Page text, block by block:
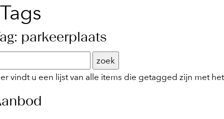
Tags
parkeerplaats
vindt u een lijst van alle items die getagged zijn met